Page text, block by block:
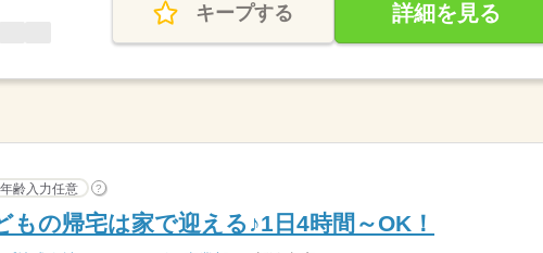
キープする 詳細を見る
年齢入力任意 ?
もの帰宅は家で迎える♪1日4時間～OK！